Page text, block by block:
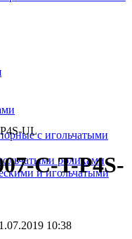
с игольчатыми
роликами
и игольчатыми
UL
С-T-P4S-
10:38